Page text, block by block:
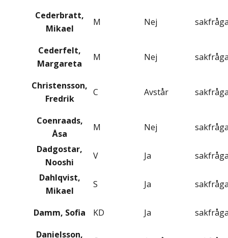
Cederbratt,
Mikael
M Nej
Cederfelt,
Margareta
M Nej
Christensson,
Fredrik
C Avstår
Coenraads,
Åsa
M Nej
Dadgostar,
Nooshi
V Ja
Dahlqvist,
Mikael
S Ja
Damm, Sofia KD Ja
Danielsson,